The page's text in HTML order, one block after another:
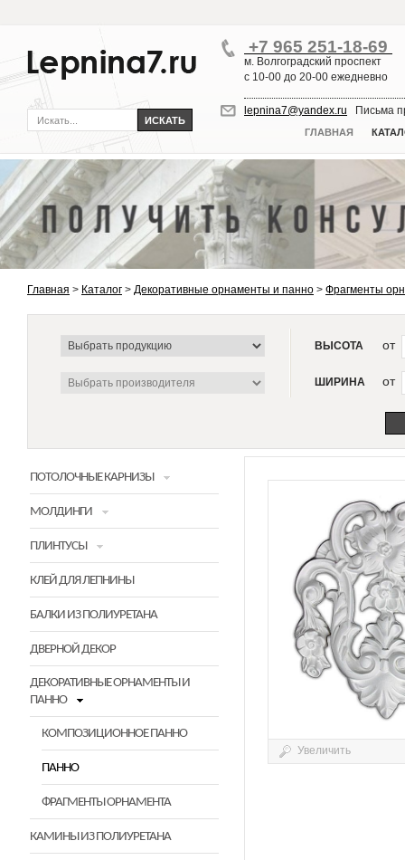
ГЛАВНАЯ
+7 965 251-18-69
м. Волгоградский проспект
с 10-00 до 20-00 ежедневно
lepnina7@yandex.ru Письма
Главная > Каталог > Декоративные орнаменты и панно > Фрагменты
ВЫСОТА от
ШИРИНА от
ПОТОЛОЧНЫЕ КАРНИЗЫ
МОЛДИНГИ
ПЛИНТУСЫ
КЛЕЙ ДЛЯ ЛЕПНИНЫ
БАЛКИ ИЗ ПОЛИУРЕТАНА
ДВЕРНОЙ ДЕКОР
ДЕКОРАТИВНЫЕ ОРНАМЕНТЫ И
ПАННО
КОМПОЗИЦИОННОЕ ПАННО
ПАННО
ФРАГМЕНТЫ ОРНАМЕНТА
КАМИНЫ ИЗ ПОЛИУРЕТАНА
Увеличить